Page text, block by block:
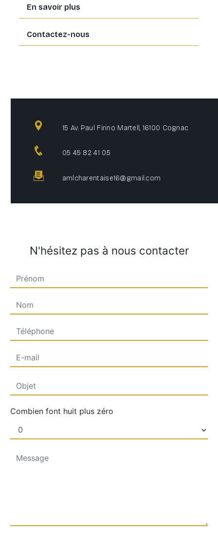
En savoir plus
Contactez-nous
15 Av. Paul Firino Martell, 16100 Cognac
05 45 82 41 05
amlcharentaise16@gmail.com
N'hésitez pas à nous contacter
Combien font huit plus zéro